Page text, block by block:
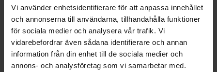
Vi använder enhetsidentifierare för att anpassa innehållet
och annonserna till användarna, tillhandahålla funktioner
för sociala medier och analysera vår trafik. Vi
vidarebefordrar även sådana identifierare och annan
information från din enhet till de sociala medier och
annons- och analysföretag som vi samarbetar med.
att arbetsplatsen känns trygg.
Det tydliga budskapet kom från Björn Lundin, hr-chef på
Google i Norden, när han pratade på Nordic Happiness
Summit, arrangerat av Handelshögskolan i Stockholm
nyligen.
Det som händer dagligdags på arbetsplatsen är det